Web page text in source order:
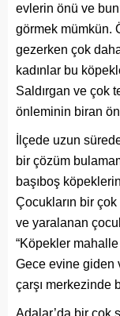
evlerin önü ve
görmek mümkün.
gezerken çok
kadınlar bu
Saldırgan ve çok
önleminin biran
İlçede uzun
bir çözüm
başıboş
Çocukların bir çok
ve yaralanan
“Köpekler
Gece evine giden
çarşı merkezinde
Adalar’da bir çok